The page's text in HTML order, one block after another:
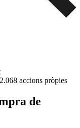
accions pròpies
de